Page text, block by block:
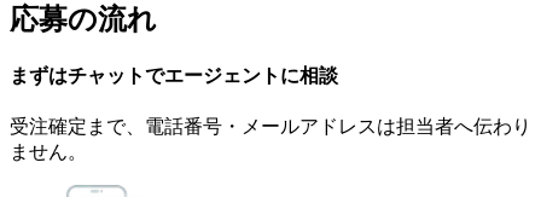
応募の流れ
まずはチャットでエージェント に相談
受注確定まで、 電話番号・メールアドレスは担当者へ伝わり
ません。